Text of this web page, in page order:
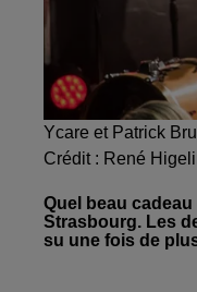
Ycare et Patrick
Crédit : René
Quel beau
Strasbourg. Les
su une fois de